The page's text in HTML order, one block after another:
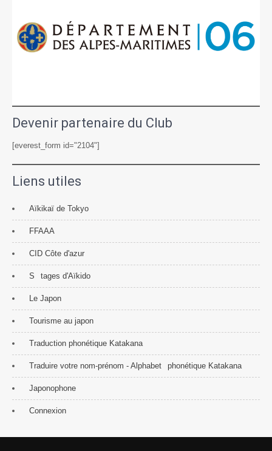
Devenir partenaire du Club
[everest_form id="2104"]
Liens utiles
Aïkikaï de Tokyo
FFAAA
CID Côte d'azur
S tages d'Aïkido
Le Japon
Tourisme au japon
Traduction phonétique Katakana
Traduire votre nom-prénom - Alphabet phonétique Katakana
Japonophone
Connexion